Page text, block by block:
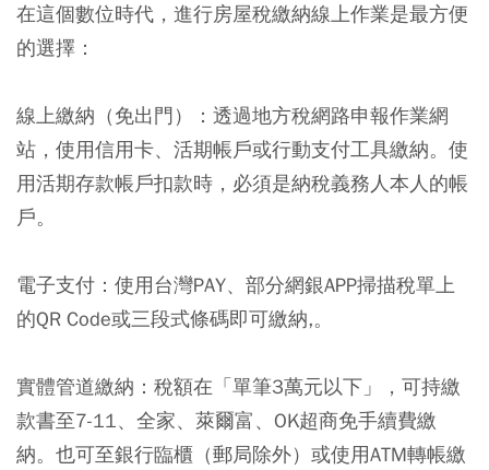
在這個數位時代，進行房屋稅繳納線上作業是最方便
的選擇：
線上繳納（免出門）： 透過地方稅網路申報作業網
站，使用信用卡、活期帳戶或行動支付工具繳納。使
用活期存款帳戶扣款時，必須是納稅義務人本人的帳
戶。
電子支付： 使用台灣PAY、部分網銀APP掃描稅單上
的QR Code或三段式條碼即可繳納,。
實體管道繳納： 稅額在「單筆3萬元以下」，可持繳
款書至7-11、全家、萊爾富、OK超商免手續費繳
納。也可至銀行臨櫃（郵局除外）或使用ATM轉帳繳